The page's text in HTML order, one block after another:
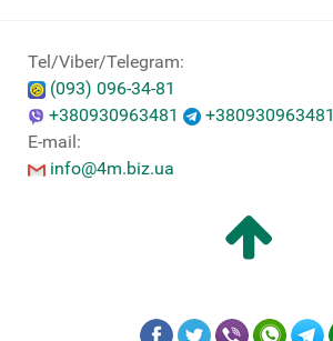
Tel/Viber/Telegram:
(093) 096-34-81
+380930963481
+380930963481
E-mail:
info@4m.biz.ua